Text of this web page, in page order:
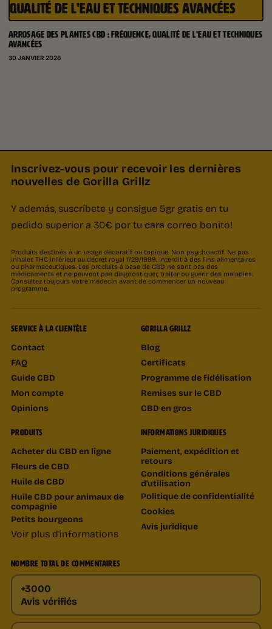
QUALITÉ DE L’EAU ET TECHNIQUES AVANCÉES
ARROSAGE DES PLANTES CBD : FRÉQUENCE, QUALITÉ DE L’EAU ET TECHNIQUES
AVANCÉES
30 JANVIER 2026
Inscrivez-vous pour recevoir les dernières
nouvelles de Gorilla Grillz
Y además, suscríbete y consigue 5gr gratis en tu
pedido superior a 30€ por tu cara correo bonito!
Produits destinés à un usage décoratif ou topique. Non psychoactif. Ne pas
inhaler. THC inférieur au décret royal 1729/1999. Interdit à des fins alimentaires
ou pharmaceutiques. Les produits à base de CBD ne sont pas des
médicaments et ne peuvent pas diagnostiquer, traiter ou guérir des maladies.
Consultez toujours votre médecin avant de commencer un nouveau
programme.
SERVICE À LA CLIENTÈLE
Contact
FAQ
Guide CBD
Mon compte
Opinions
GORILLA GRILLZ
Blog
Certificats
Programme de fidélisation
Remises sur le CBD
CBD en gros
PRODUITS
Acheter du CBD en ligne
Fleurs de CBD
Huile de CBD
Huile CBD pour animaux de
compagnie
Petits bourgeons
Voir plus d'informations
INFORMATIONS JURIDIQUES
Paiement, expédition et
retours
Conditions générales
d'utilisation
Politique de confidentialité
Cookies
Avis juridique
NOMBRE TOTAL DE COMMENTAIRES
+3000
Avis vérifiés